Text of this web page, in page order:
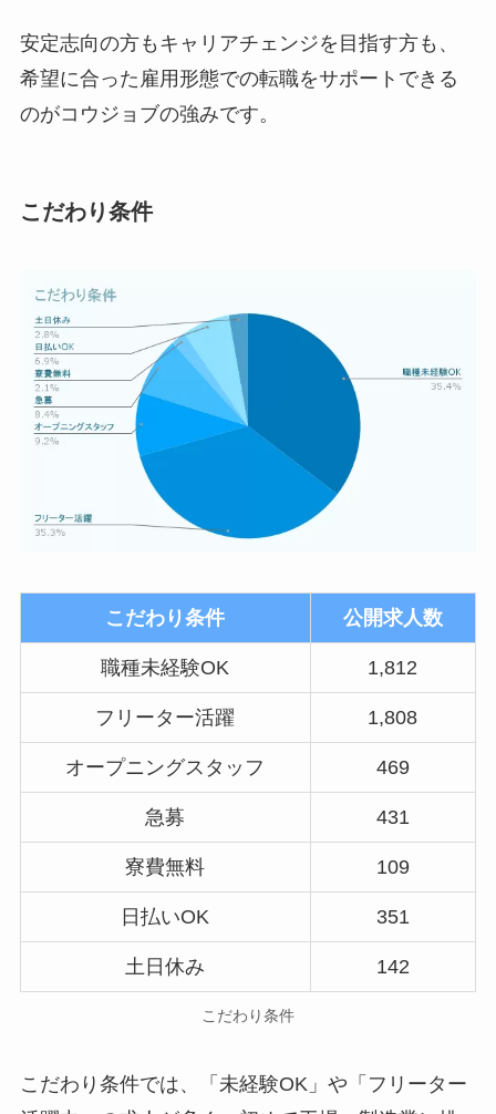
安定志向の方もキャリアチェンジを目指す方も、
希望に合った雇用形態での転職をサポートできる
のがコウジョブの強みです。
こだわり条件
こだわり条件 公開求人数
職種未経験OK 1,812
フリーター活躍 1,808
オープニングスタッフ 469
急募 431
寮費無料 109
日払いOK 351
土日休み 142
こだわり条件
こだわり条件では、「未経験OK」や「フリーター